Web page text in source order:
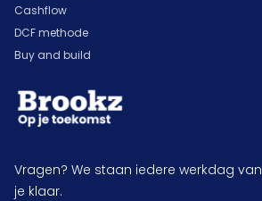
Cashflow
DCF methode
Buy and build
Vragen? We staan iedere werkdag van
je klaar.